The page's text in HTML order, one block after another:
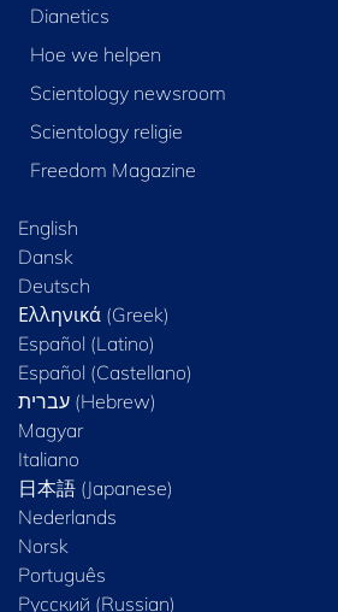
Dianetics
Hoe we helpen
Scientology newsroom
Scientology religie
Freedom Magazine
English
Dansk
Deutsch
Ελληνικά (Greek)
Español (Latino)
Español (Castellano)
Magyar
Italiano
日本語 (Japanese)
Nederlands
Norsk
Português
Русский (Russian)